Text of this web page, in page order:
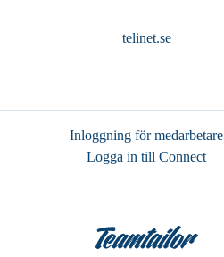
telinet.se
Inloggning för medarbetare
Logga in till Connect